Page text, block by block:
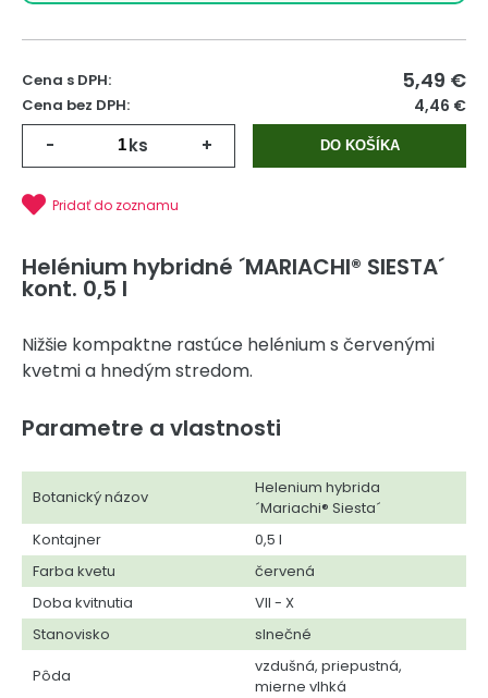
Cena s DPH: 5,49 €
Cena bez DPH: 4,46 €
- ks + DO KOŠÍKA
Pridať do zoznamu
Helénium hybridné ´MARIACHI® SIESTA´
kont. 0,5 l
Nižšie kompaktne rastúce helénium s červenými
kvetmi a hnedým stredom.
Parametre a vlastnosti
Botanický názov
Helenium hybrida
´Mariachi® Siesta´
Kontajner
0,5 l
Farba kvetu
červená
Doba kvitnutia
VII - X
Stanovisko
slnečné
Pôda
vzdušná, priepustná,
mierne vlhká